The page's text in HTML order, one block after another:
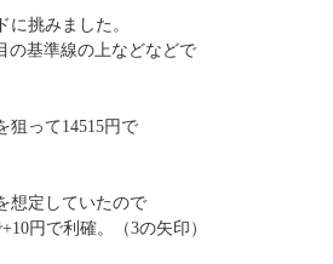
に挑みました。
の基準線の上などなどで
狙って14515円で
想定していたので
円で利確。（3の矢印）